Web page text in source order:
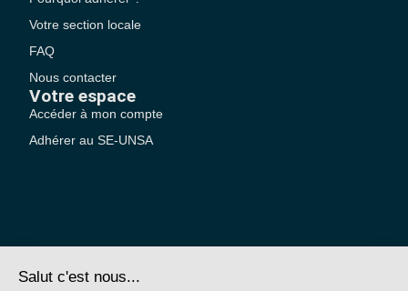
Votre section locale
FAQ
Nous contacter
Votre espace
Accéder à mon compte
Adhérer au SE-UNSA